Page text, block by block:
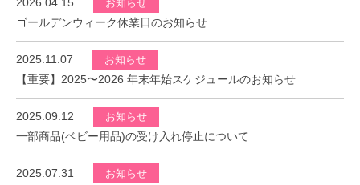
お知らせ
ゴールデンウィーク休業日のお知らせ
2025.11.07 お知らせ
【重要】2025〜2026 年末年始スケジュールのお知らせ
2025.09.12 お知らせ
一部商品(ベビー用品)の受け入れ停止について
2025.07.31 お知らせ